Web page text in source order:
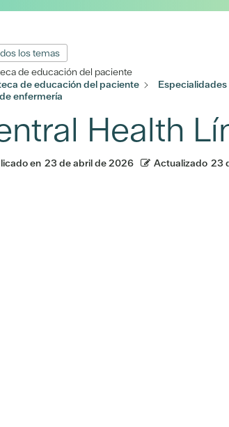
los temas
de educación del paciente
de educación del paciente
enfermería
Health
en 23 de abril de 2026 Actualizado 23